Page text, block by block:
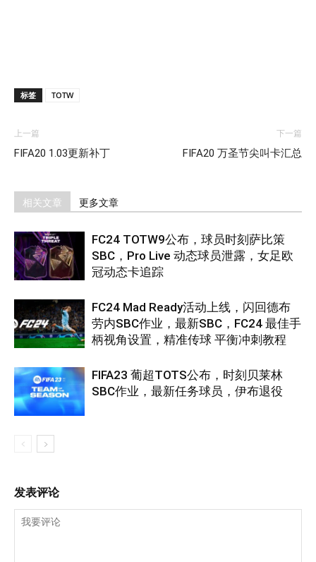
标签 TOTW
上一篇
FIFA20 1.03更新补丁
下一篇
FIFA20 万圣节尖叫卡汇总
相关文章 更多文章
FC24 TOTW9公布，球员时刻萨比策
SBC，Pro Live 动态球员泄露，女足欧
冠动态卡追踪
FC24 Mad Ready活动上线，闪回德布
劳内SBC作业，最新SBC，FC24 最佳手
柄视角设置，精准传球 平衡冲刺教程
FIFA23 葡超TOTS公布，时刻贝莱林
SBC作业，最新任务球员，伊布退役
发表评论